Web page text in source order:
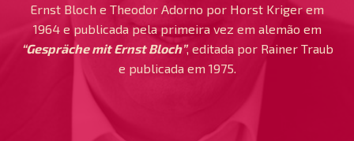
Ernst Bloch e Theodor Adorno por Horst Kriger em
1964 e publicada pela primeira vez em alemão em
“Gespräche mit Ernst Bloch”, editada por Rainer Traub
e publicada em 1975.